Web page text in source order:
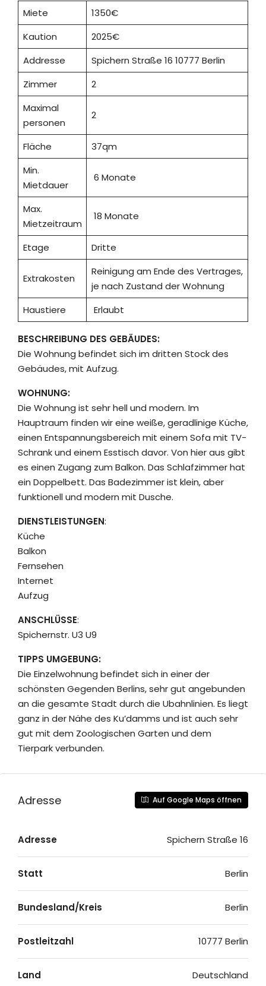
Miete
1350€
Kaution
2025€
Addresse
Spichern Straße 16 10777 Berlin
Zimmer
2
Maximal
personen
2
Fläche
37qm
Min.
Mietdauer
6 Monate
Max.
Mietzeitraum
18 Monate
Etage Dritte
Extrakosten
Reinigung am Ende des Vertrages,
je nach Zustand der Wohnung
Haustiere
Erlaubt
BESCHREIBUNG DES GEBÄUDES:
Die Wohnung befindet sich im dritten Stock des
Gebäudes, mit Aufzug.
WOHNUNG:
Die Wohnung ist sehr hell und modern. Im
Hauptraum finden wir eine weiße, geradlinige Küche,
einen Entspannungsbereich mit einem Sofa mit TV-
Schrank und einem Esstisch davor. Von hier aus gibt
es einen Zugang zum Balkon. Das Schlafzimmer hat
ein Doppelbett. Das Badezimmer ist klein, aber
funktionell und modern mit Dusche.
DIENSTLEISTUNGEN:
Küche
Balkon
Fernsehen
Internet
Aufzug
ANSCHLÜSSE:
Spichernstr. U3 U9
TIPPS UMGEBUNG:
Die Einzelwohnung befindet sich in einer der
schönsten Gegenden Berlins, sehr gut angebunden
an die gesamte Stadt durch die Ubahnlinien. Es liegt
ganz in der Nähe des Ku’damms und ist auch sehr
gut mit dem Zoologischen Garten und dem
Tierpark verbunden.
Adresse Auf Google Maps öffnen
Adresse Spichern Straße 16
Statt Berlin
Bundesland/Kreis Berlin
Postleitzahl 10777 Berlin
Land Deutschland